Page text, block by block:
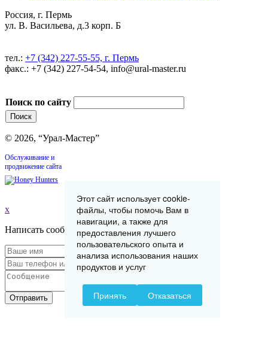
Россия, г. Пермь
ул. В. Васильева, д.3 корп. Б
тел.: +7 (342) 227-55-55, г. Пермь
факс.: +7 (342) 227-54-54, info@ural-master.ru
Поиск по сайту
© 2026, “Урал-Мастер”
Обслуживание и
продвижение сайта
x
Написать сообщение
Отправить
Этот сайт использует cookie-
файлы, чтобы помочь Вам в
навигации, а также для
предоставления лучшего
пользовательского опыта и
анализа использования наших
продуктов и услуг
Принять Отказаться